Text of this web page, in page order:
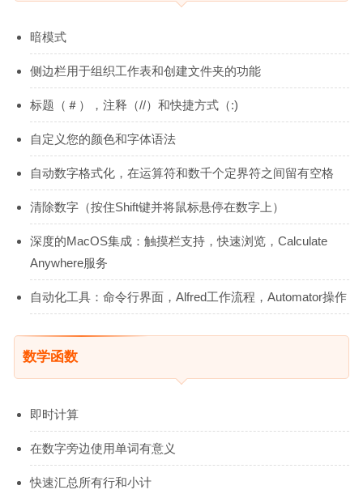
暗模式
侧边栏用于组织工作表和创建文件夹的功能
标题（＃），注释（//）和快捷方式（:)
自定义您的颜色和字体语法
自动数字格式化，在运算符和数千个定界符之间留有空格
清除数字（按住Shift键并将鼠标悬停在数字上）
深度的MacOS集成：触摸栏支持，快速浏览，Calculate
Anywhere服务
自动化工具：命令行界面，Alfred工作流程，Automator操作
数学函数
即时计算
在数字旁边使用单词有意义
快速汇总所有行和小计